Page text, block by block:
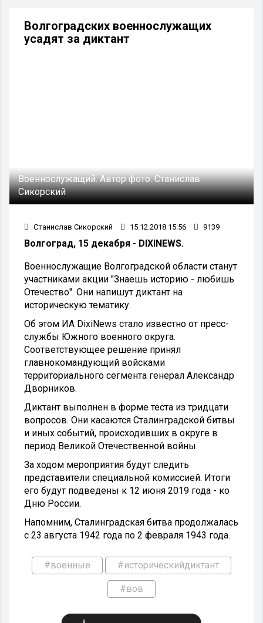
Волгоградских военнослужащих
усадят за диктант
Военнослужащий.Автор фото:Станислав
Сикорский
Станислав Сикорский 15.12.2018 15:56 9139
Волгоград, 15 декабря - DIXINEWS.
Военнослужащие Волгоградской области станут
участниками акции "Знаешь историю - любишь
Отечество". Они напишут диктант на
историческую тематику.
Об этом ИА DixiNews стало известно от пресс-
службы Южного военного округа.
Соответствующее решение принял
главнокомандующий войсками
территориального сегмента генерал Александр
Дворников.
Диктант выполнен в форме теста из тридцати
вопросов. Они касаются Сталинградской битвы
и иных событий, происходивших в округе в
период Великой Отечественной войны.
За ходом мероприятия будут следить
представители специальной комиссией. Итоги
его будут подведены к 12 июня 2019 года - ко
Дню России.
Напомним, Сталинградская битва продолжалась
с 23 августа 1942 года по 2 февраля 1943 года.
#военные #историческийдиктант
#вов